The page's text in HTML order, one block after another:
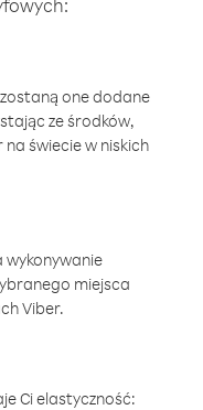
one dodane
ze środków,
świecie w niskich
miejsca
Viber.
Ci elastyczność: